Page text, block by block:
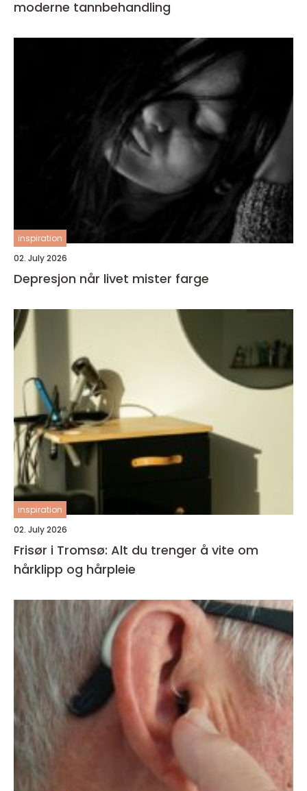
moderne tannbehandling
inspiration
02. July 2026
Depresjon når livet mister farge
inspiration
02. July 2026
Frisør i Tromsø: Alt du trenger å vite om
hårklipp og hårpleie